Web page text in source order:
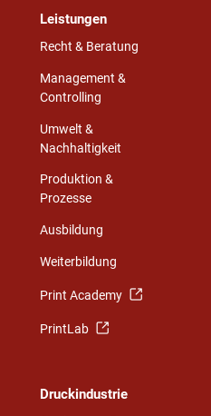
Leistungen
Recht & Beratung
Management &
Controlling
Umwelt &
Nachhaltigkeit
Produktion &
Prozesse
Ausbildung
Weiterbildung
Print Academy
PrintLab
Druckindustrie